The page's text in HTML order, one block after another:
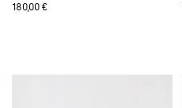
180,00 €